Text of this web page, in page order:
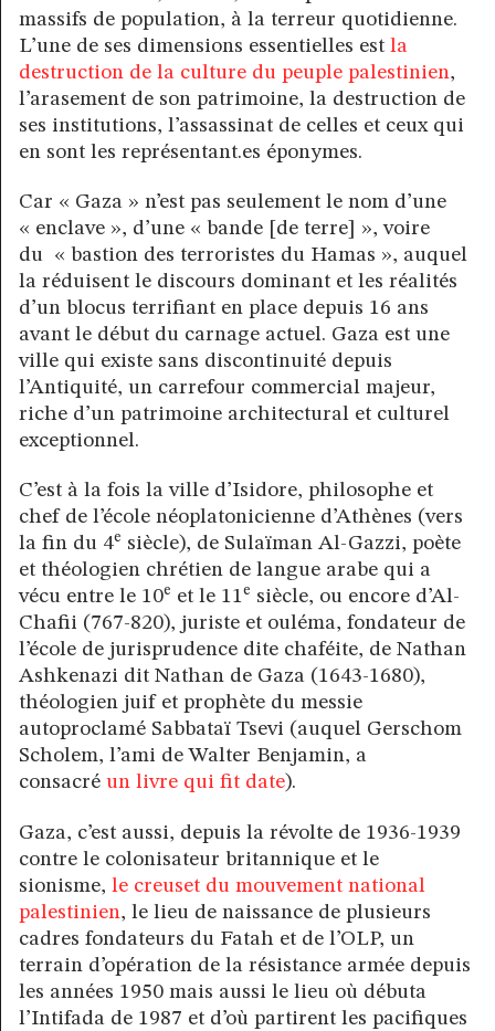
massifs de population, à la terreur quotidienne.
L’une de ses dimensions essentielles est la
destruction de la culture du peuple palestinien,
l’arasement de son patrimoine, la destruction de
ses institutions, l’assassinat de celles et ceux qui
en sont les représentant.es éponymes.
Car « Gaza » n’est pas seulement le nom d’une
« enclave », d’une « bande [de terre] », voire
du « bastion des terroristes du Hamas », auquel
la réduisent le discours dominant et les réalités
d’un blocus terrifiant en place depuis 16 ans
avant le début du carnage actuel. Gaza est une
ville qui existe sans discontinuité depuis
l’Antiquité, un carrefour commercial majeur,
riche d’un patrimoine architectural et culturel
exceptionnel.
C’est à la fois la ville d’Isidore, philosophe et
chef de l’école néoplatonicienne d’Athènes (vers
la fin du 4e siècle), de Sulaïman Al-Gazzi, poète
et théologien chrétien de langue arabe qui a
vécu entre le 10e et le 11e siècle, ou encore d’Al-
Chafii (767-820), juriste et ouléma, fondateur de
l’école de jurisprudence dite chaféite, de Nathan
Ashkenazi dit Nathan de Gaza (1643-1680),
théologien juif et prophète du messie
autoproclamé Sabbataï Tsevi (auquel Gerschom
Scholem, l’ami de Walter Benjamin, a
consacré un livre qui fit date).
Gaza, c’est aussi, depuis la révolte de 1936-1939
contre le colonisateur britannique et le
sionisme, le creuset du mouvement national
palestinien, le lieu de naissance de plusieurs
cadres fondateurs du Fatah et de l’OLP, un
terrain d’opération de la résistance armée depuis
les années 1950 mais aussi le lieu où débuta
l’Intifada de 1987 et d’où partirent les pacifiques